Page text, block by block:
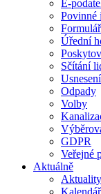
E-
Povinné
Úřední
Sčítání
Odpady
Volby
GDPR
Veřejné
Aktuálně
Aktuality